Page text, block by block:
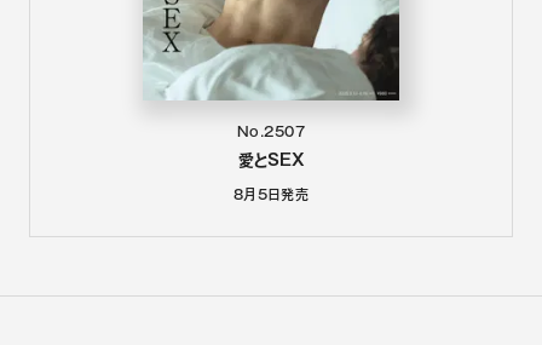
No.2507
愛とSEX
8月5日発売